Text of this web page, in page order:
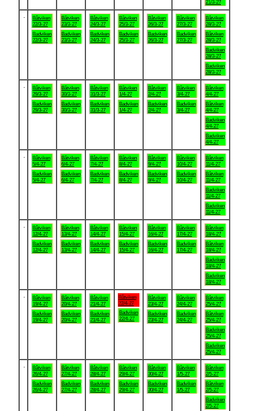
21/3-27
Båtviken
22/3-27
Badviken
22/3-27
Båtviken
23/3-27
Badviken
23/3-27
Båtviken
24/3-27
Badviken
24/3-27
Båtviken
25/3-27
Badviken
25/3-27
Båtviken
26/3-27
Badviken
26/3-27
Båtviken
27/3-27
Badviken
27/3-27
Båtviken
28/3-27
Båtviken
28/3-27
Badviken
28/3-27
Badviken
28/3-27
Båtviken
29/3-27
Badviken
29/3-27
Båtviken
30/3-27
Badviken
30/3-27
Båtviken
31/3-27
Badviken
31/3-27
Båtviken
1/4-27
Badviken
1/4-27
Båtviken
2/4-27
Badviken
2/4-27
Båtviken
3/4-27
Badviken
3/4-27
Båtviken
4/4-27
Båtviken
4/4-27
Badviken
4/4-27
Badviken
4/4-27
Båtviken
5/4-27
Badviken
5/4-27
Båtviken
6/4-27
Badviken
6/4-27
Båtviken
7/4-27
Badviken
7/4-27
Båtviken
8/4-27
Badviken
8/4-27
Båtviken
9/4-27
Badviken
9/4-27
Båtviken
10/4-27
Badviken
10/4-27
Båtviken
11/4-27
Båtviken
11/4-27
Badviken
11/4-27
Badviken
11/4-27
Båtviken
12/4-27
Badviken
12/4-27
Båtviken
13/4-27
Badviken
13/4-27
Båtviken
14/4-27
Badviken
14/4-27
Båtviken
15/4-27
Badviken
15/4-27
Båtviken
16/4-27
Badviken
16/4-27
Båtviken
17/4-27
Badviken
17/4-27
Båtviken
18/4-27
Båtviken
18/4-27
Badviken
18/4-27
Badviken
18/4-27
Båtviken
19/4-27
Badviken
19/4-27
Båtviken
20/4-27
Badviken
20/4-27
Båtviken
21/4-27
Badviken
21/4-27
Båtviken
22/4-27
Badviken
22/4-27
Båtviken
23/4-27
Badviken
23/4-27
Båtviken
24/4-27
Badviken
24/4-27
Båtviken
25/4-27
Båtviken
25/4-27
Badviken
25/4-27
Badviken
25/4-27
Båtviken
26/4-27
Badviken
26/4-27
Båtviken
27/4-27
Badviken
27/4-27
Båtviken
28/4-27
Badviken
28/4-27
Båtviken
29/4-27
Badviken
29/4-27
Båtviken
30/4-27
Badviken
30/4-27
Båtviken
1/5-27
Badviken
1/5-27
Båtviken
2/5-27
Båtviken
2/5-27
Badviken
2/5-27